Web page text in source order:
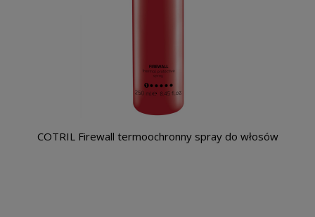
COTRIL Firewall termoochronny spray do włosów